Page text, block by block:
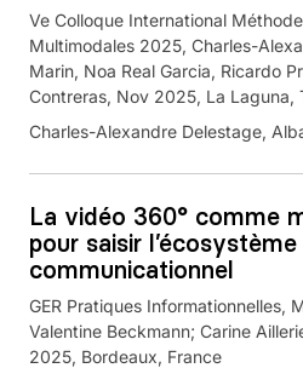
Ve Colloque International
Multimodales 2025, Charles-
Marin, Noa Real Garcia, Ricardo
Contreras, Nov 2025, La Laguna,
Charles-Alexandre Delestage,
La vidéo 360° comme
pour saisir
communicationnel
GER Pratiques Informationnelles,
Valentine Beckmann; Carine
2025, Bordeaux, France